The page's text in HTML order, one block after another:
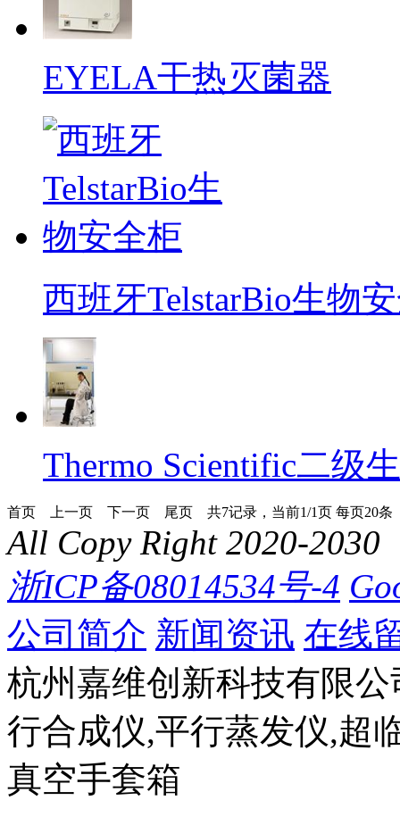
EYELA干热灭菌器
西班牙TelstarBio生物
Thermo Scientific二级
首页 上一页 下一页 尾页 共7记录，当前1/1页 每页20
All Copy Right 2020-2030
浙ICP备08014534号-4
公司简介 新闻资讯 在线
杭州嘉维创新科技有限公
行合成仪,平行蒸发仪,超
真空手套箱